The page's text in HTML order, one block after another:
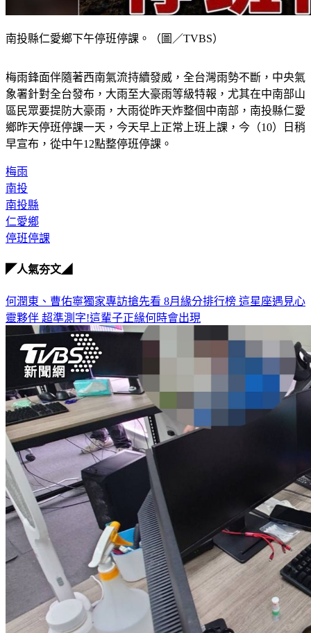
南投縣仁愛鄉下午停班停課。（圖／TVBS）
梅雨鋒面伴隨著西南氣流持續發威，全台灣雨勢不斷，中央氣
象署針對全台發布，大雨至大豪雨等級特報，尤其在中南部山
區民眾要提防大豪雨，大雨從昨天炸整個中南部，南投縣仁愛
鄉昨天停班停課一天，今天早上正常上班上課，今（10）日稍
早宣布，從中午12點整停班停課。
梅雨
南投
南投縣
仁愛鄉
停班停課
◤人氣夯文◢
何潤東、曹佑寧獨家專訪搶先看 8月緣分排行榜 這星座遇見心
靈夥伴 超準測字!這輩子正緣何時會出現